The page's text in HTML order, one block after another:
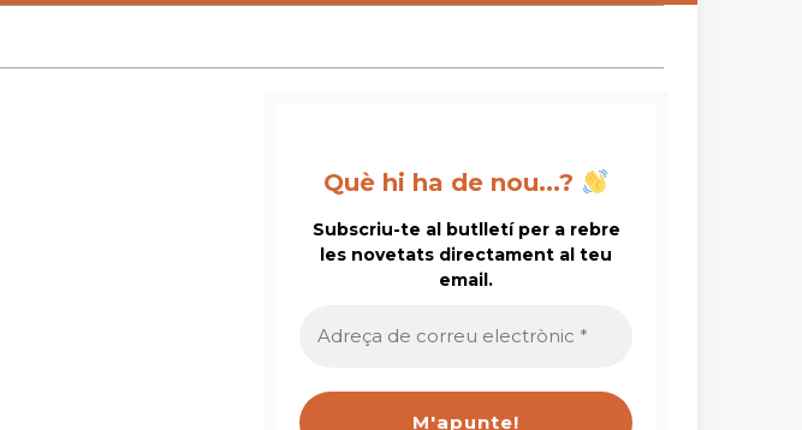
Què hi ha de nou...?
Subscriu-te al butlletí per a rebre
les novetats directament al teu
email.
de
*